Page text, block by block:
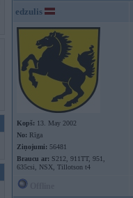
edzulis
Kopš: 13. May 2002
No: Rīga
Ziņojumi: 56481
Braucu ar: S212, 911TT, 951,
635csi, NSX, Tillotson t4